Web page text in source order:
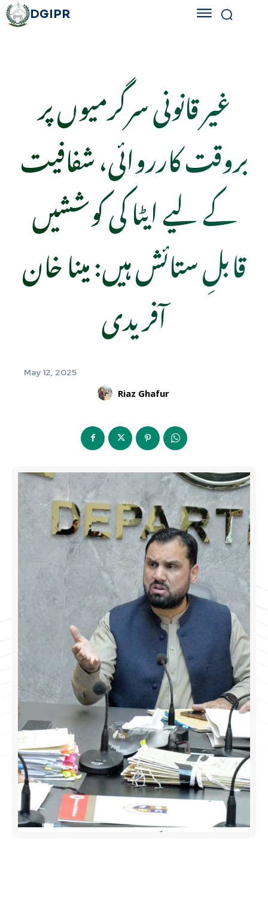
DGIPR
غیر قانونی سرگرمیوں پر
بروقت کارروائی، شفافیت
کے لیے ایٹا کی کوششیں
قابلِ ستائش ہیں: مینا خان
آفریدی
May 12, 2025
Riaz Ghafur